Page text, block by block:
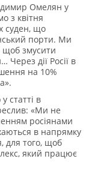
Омелян у
з квітня
суден, що
порти. Ми
змусити
Через дії Росії в
на 10%
статті в
«Ми не
росіянами
в напрямку
для того, щоб
який працює